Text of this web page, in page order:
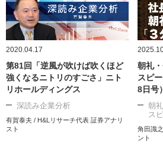
2020.04.17
第81回「逆風が吹けば吹くほど
強くなるニトリのすごさ」ニト
リホールディングス
深読み企業分析
有賀泰夫 / H&Lリサーチ代表 証券アナリ
スト
朝礼
スピ
8日号）
朝
ス
角田識
ント